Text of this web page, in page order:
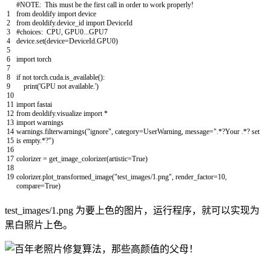
1
2
3
4
5
6
7
8
9
10
11
12
13
14
15
16
17
18
19
#NOTE: This must be the first call in order to work properly!
from deoldify import device
from deoldify.device_id import DeviceId
#choices: CPU, GPU0...GPU7
device.set(device=DeviceId.GPU0)
import torch
if not torch.cuda.is_available():
print('GPU not available.')
import fastai
from deoldify.visualize import *
import warnings
warnings.filterwarnings("ignore", category=UserWarning, message=".*?Your .*? set
is empty.*?")
colorizer = get_image_colorizer(artistic=True)
colorizer.plot_transformed_image("test_images/1.png", render_factor=10,
compare=True)
test_images/1.png 为要上色的图片，运行程序，就可以实现为
黑白照片上色。